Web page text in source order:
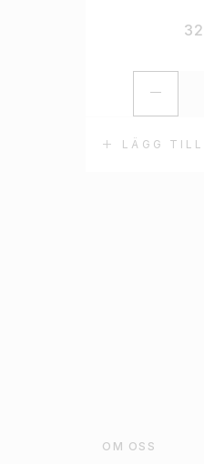
LÄGG
32
OM OSS